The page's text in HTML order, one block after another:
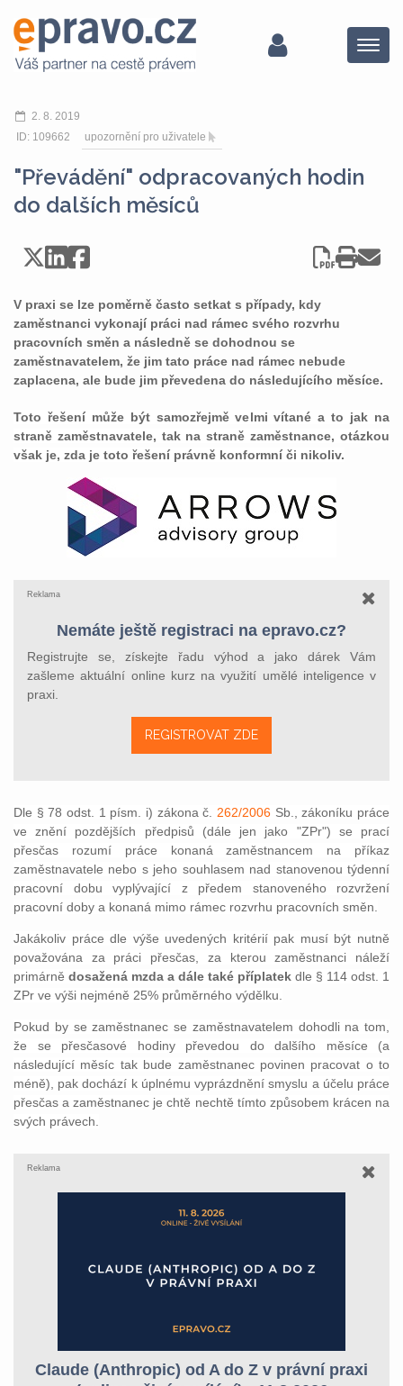
Menu
2. 8. 2019
ID: 109662
upozornění pro uživatele
"Převádění" odpracovaných hodin
do dalších měsíců
V praxi se lze poměrně často setkat s případy, kdy
zaměstnanci vykonají práci nad rámec svého rozvrhu
pracovních směn a následně se dohodnou se
zaměstnavatelem, že jim tato práce nad rámec nebude
zaplacena, ale bude jim převedena do následujícího měsíce.
Toto řešení může být samozřejmě velmi vítané a to jak na
straně zaměstnavatele, tak na straně zaměstnance, otázkou
však je, zda je toto řešení právně konformní či nikoliv.
Reklama
Nemáte ještě registraci na epravo.cz?
Registrujte se, získejte řadu výhod a jako dárek Vám
zašleme aktuální online kurz na využití umělé inteligence v
praxi.
REGISTROVAT ZDE
Dle § 78 odst. 1 písm. i) zákona č. 262/2006 Sb., zákoníku práce
ve znění pozdějších předpisů (dále jen jako "ZPr") se prací
přesčas rozumí práce konaná zaměstnancem na příkaz
zaměstnavatele nebo s jeho souhlasem nad stanovenou týdenní
pracovní dobu vyplývající z předem stanoveného rozvržení
pracovní doby a konaná mimo rámec rozvrhu pracovních směn.
Jakákoliv práce dle výše uvedených kritérií pak musí být nutně
považována za práci přesčas, za kterou zaměstnanci náleží
primárně dosažená mzda a dále také příplatek dle § 114 odst. 1
ZPr ve výši nejméně 25% průměrného výdělku.
Pokud by se zaměstnanec se zaměstnavatelem dohodli na tom,
že se přesčasové hodiny převedou do dalšího měsíce (a
následující měsíc tak bude zaměstnanec povinen pracovat o to
méně), pak dochází k úplnému vyprázdnění smyslu a účelu práce
přesčas a zaměstnanec je chtě nechtě tímto způsobem krácen na
svých právech.
Reklama
Claude (Anthropic) od A do Z v právní praxi